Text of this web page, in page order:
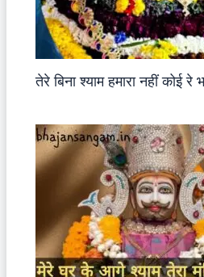
तेरे बिना श्याम हमारा नहीं कोई